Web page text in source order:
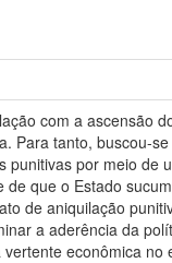
com a ascensão
Para tanto, buscou-
punitivas por meio de
que o Estado
de aniquilação
a aderência da
econômica no